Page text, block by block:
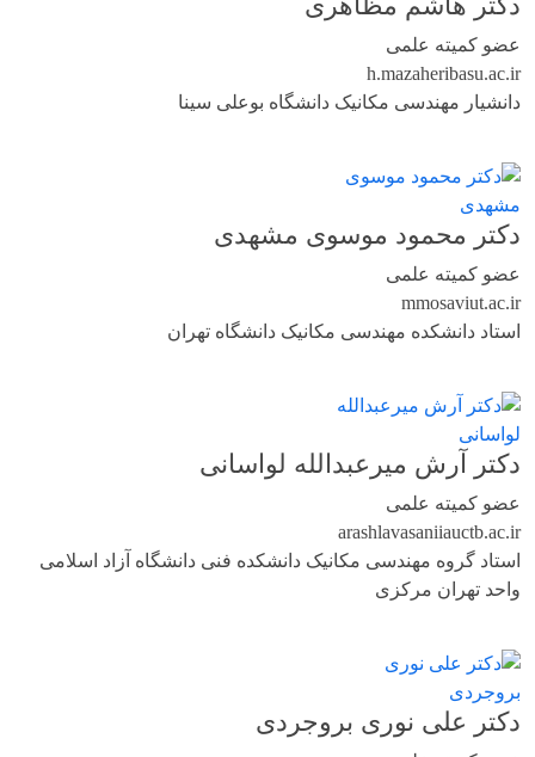
دکتر هاشم مظاهری
عضو کمیته علمی
h.mazaheribasu.ac.ir
دانشیار مهندسی مکانیک دانشگاه بوعلی سینا
دکتر محمود موسوی مشهدی
عضو کمیته علمی
mmosaviut.ac.ir
استاد دانشکده مهندسی مکانیک دانشگاه تهران
دکتر آرش میرعبدالله لواسانی
عضو کمیته علمی
arashlavasaniiauctb.ac.ir
استاد گروه مهندسی مکانیک دانشکده فنی دانشگاه آزاد اسلامی
واحد تهران مرکزی
دکتر علی نوری بروجردی